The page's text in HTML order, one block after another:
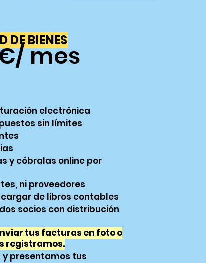
DE BIENES
mes
electrónica
sin límites
y cóbralas online por
ni proveedores
de libros contables
socios con distribución
tus facturas en foto o
registramos.
presentamos tus